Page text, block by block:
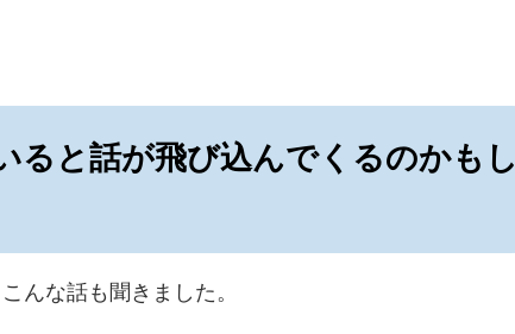
ると話が飛び込んでくるのかもし
んな話も聞きました。